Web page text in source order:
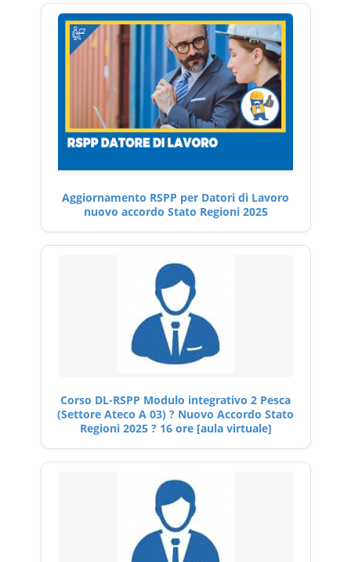
Aggiornamento RSPP per Datori di Lavoro
nuovo accordo Stato Regioni 2025
Corso DL-RSPP Modulo integrativo 2 Pesca
(Settore Ateco A 03) ? Nuovo Accordo Stato
Regioni 2025 ? 16 ore [aula virtuale]